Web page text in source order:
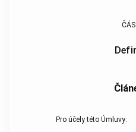
Pro účely této Úmluvy: